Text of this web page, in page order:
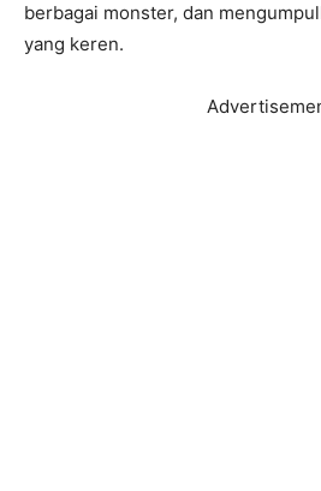
berbagai monster, dan
yang keren.